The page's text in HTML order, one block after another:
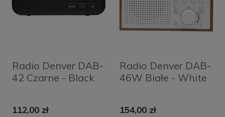
Radio Denver DAB-
42 Czarne - Black
112,00 zł
Radio Denver DAB-
46W Białe - White
154,00 zł